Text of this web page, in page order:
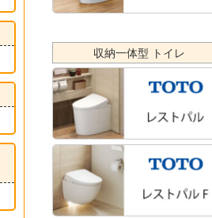
収納一体型 トイレ